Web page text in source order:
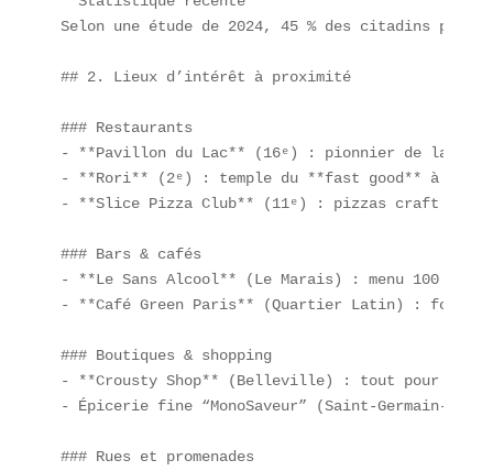
Selon une étude de 2024, 45 % des citadins
## 2. Lieux d’intérêt à proximité
### Restaurants
- **Pavillon du Lac** (16ᵉ) : pionnier de la
- **Rori** (2ᵉ) : temple du **fast good** à
- **Slice Pizza Club** (11ᵉ) : pizzas craft en
### Bars & cafés
- **Le Sans Alcool** (Le Marais) : menu 100 %
- **Café Green Paris** (Quartier Latin) :
### Boutiques & shopping
- **Crousty Shop** (Belleville) : tout pour
- Épicerie fine “MonoSaveur” (Saint-Germain-
### Rues et promenades